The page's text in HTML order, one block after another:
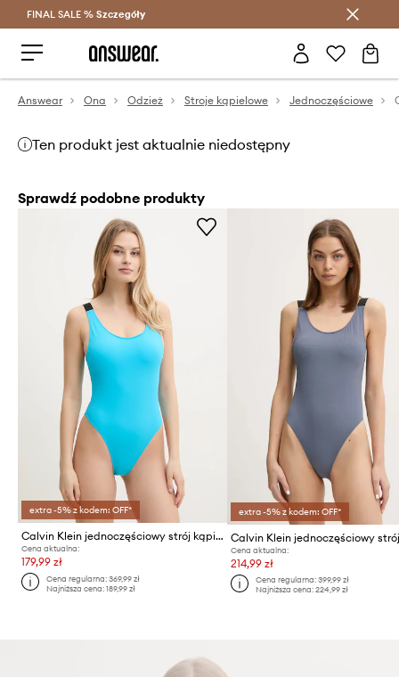
Oszczędzaj z Answear Club >
FINAL SALE % Szczegóły
Answear Ona Odzież Stroje kąpielowe Jednoczęściowe
Ten produkt jest aktualnie niedostępny
Sprawdź podobne produkty
extra -5% z kodem: OFF*
Calvin Klein jednoczęściowy strój kąpielowy
Cena aktualna:
179,99 zł
Cena regularna:369,99 zł
Najniższa cena:189,99 zł
extra -5% z kodem: OFF*
Cena aktualna:
214,99 zł
Cena regularna: 399,99 zł
Najniższa cena: 224,99 zł